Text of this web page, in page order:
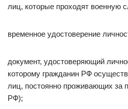
лиц, которые проходят военную
временное удостоверение
документ, удостоверяющий
которому гражданин РФ
лиц, постоянно проживающих за
РФ);